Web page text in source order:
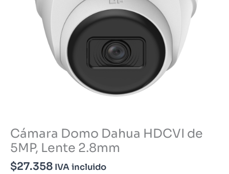
Cámara Domo Dahua HDCVI de
5MP, Lente 2.8mm
$27.358 IVA incluido